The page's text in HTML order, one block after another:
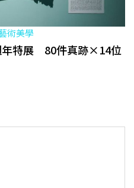
術美學
年特展 80件真跡×14位